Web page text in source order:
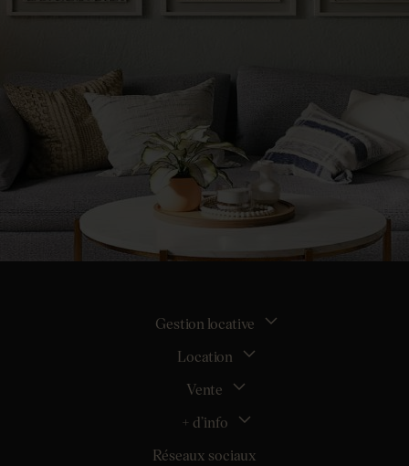
Gestion locative
La gestion locative
Location
Tous nos biens en location
Location appartement Saint-Sébastien-sur-Loire
Vente
Estimer mon bien
+ d’info
Inscription
Réseaux sociaux